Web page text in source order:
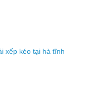
xếp kéo tại hà tĩnh